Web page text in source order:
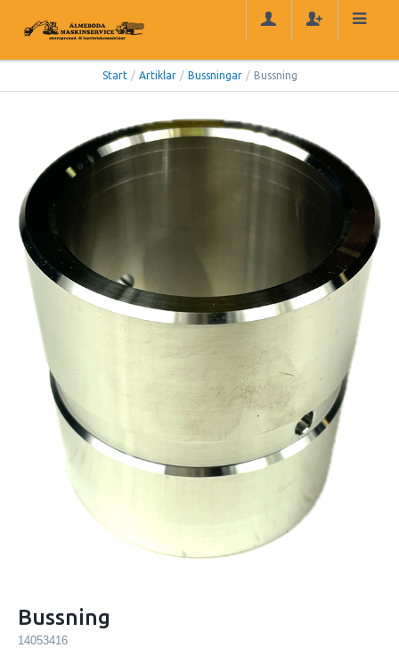
Start / Artiklar / Bussningar / Bussning
Bussning
14053416